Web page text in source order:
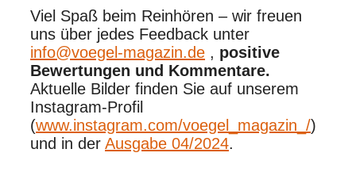
Viel Spaß beim Reinhören – wir freuen
uns über jedes Feedback unter
info@voegel-magazin.de , positive
Bewertungen und Kommentare.
Aktuelle Bilder finden Sie auf unserem
Instagram-Profil
(www.instagram.com/voegel_magazin_/)
und in der Ausgabe 04/2024.